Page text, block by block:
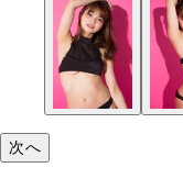
次へ